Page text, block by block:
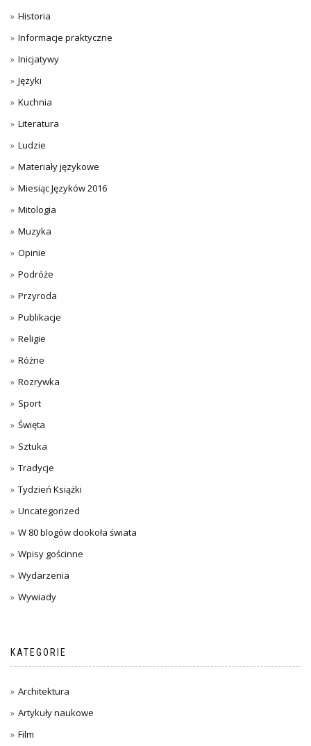
Historia
Informacje praktyczne
Inicjatywy
Języki
Kuchnia
Literatura
Ludzie
Materiały językowe
Miesiąc Języków 2016
Mitologia
Muzyka
Opinie
Podróże
Przyroda
Publikacje
Religie
Różne
Rozrywka
Sport
Święta
Sztuka
Tradycje
Tydzień Książki
Uncategorized
W 80 blogów dookoła świata
Wpisy gościnne
Wydarzenia
Wywiady
KATEGORIE
Architektura
Artykuły naukowe
Film